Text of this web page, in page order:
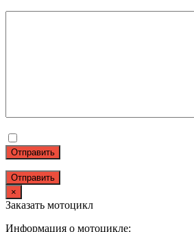
Отправить
×
Заказать мотоцикл
Информация о мотоцикле: